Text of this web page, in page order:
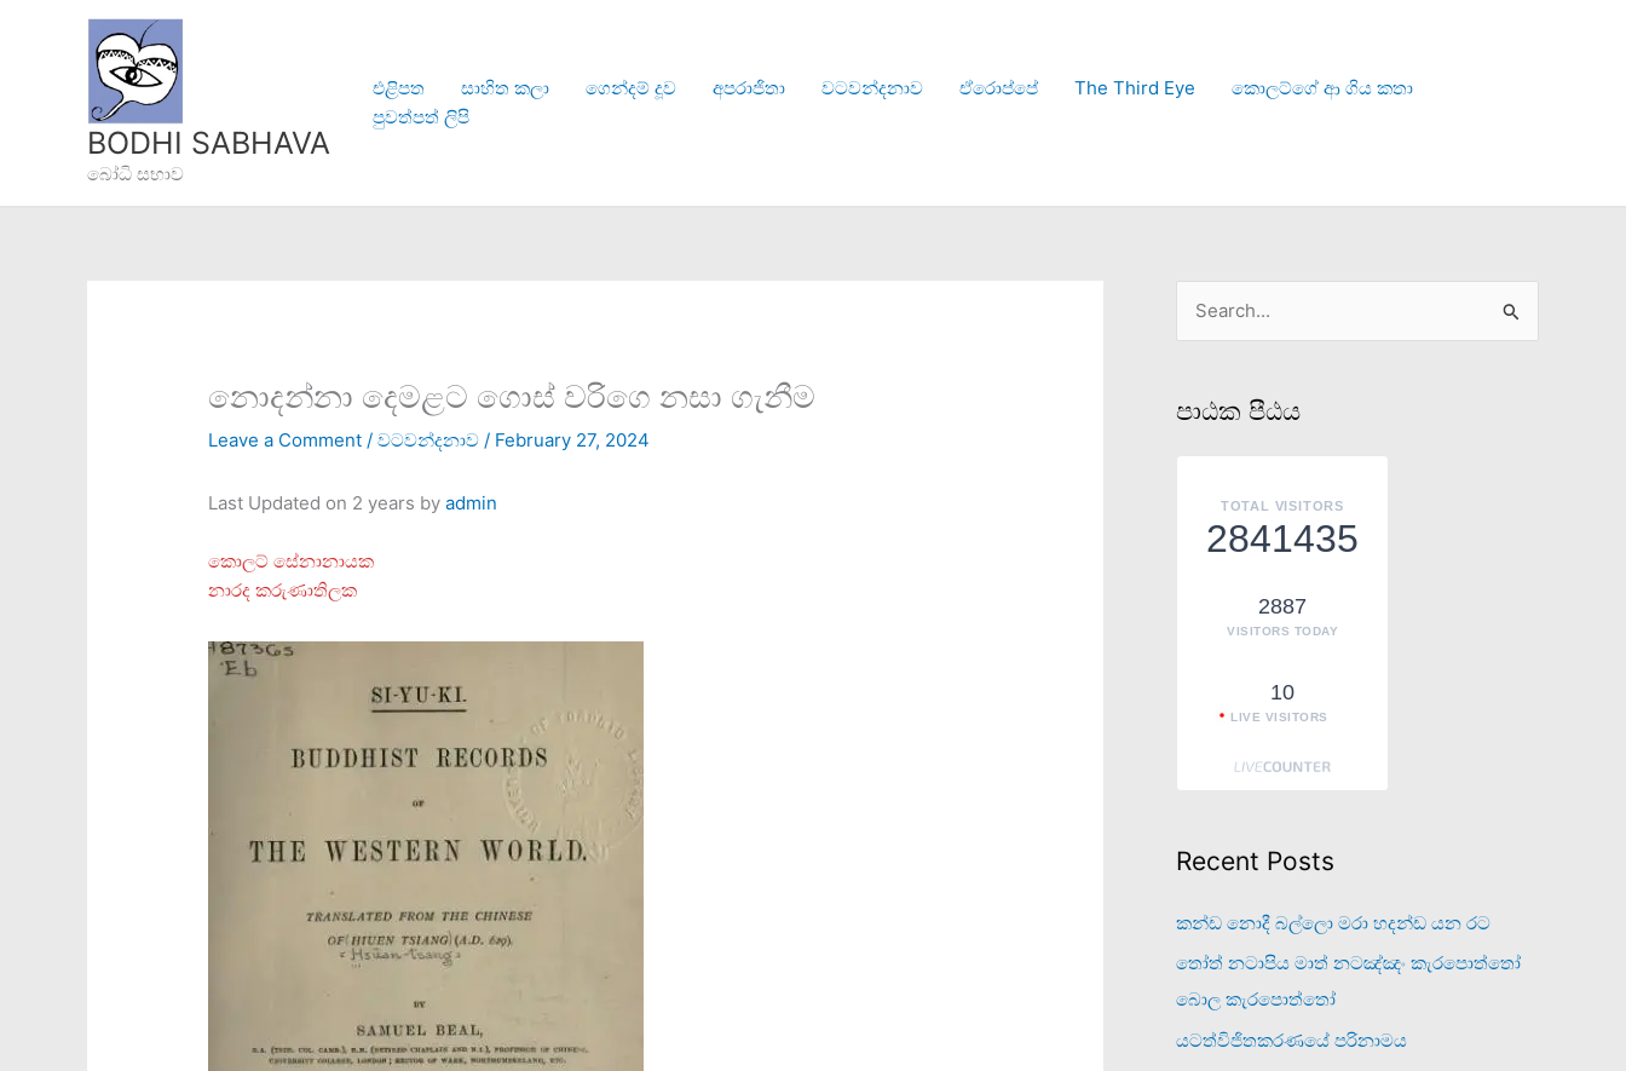
BODHI SABHAVA
බෝධි සභාව
එළිපත සාහිත කලා ගෙන්දම් දූව අපරාජිතා වටවන්දනාව ඒරොප්පේ The Third Eye
කොලට්ගේ ආ ගිය කතා
පුවත්පත් ලිපි
නොදන්නා දෙමළට ගොස් වරිගෙ නසා ගැනීම
Leave a Comment /වටවන්දනාව / February 27, 2024
Last Updated on 2 years byadmin
කොලට් සේනානායක
නාරද කරුණාතිලක
r
c
පාඨක පීඨය
TOTAL VISITORS
2841435
2887
VISITORS TODAY
10
LIVE VISITORS
Recent Posts
කන්ඩ නොදී බල්ලො මරා හදන්ඩ යන රට
තෝත් නටාපිය මාත් නටඤ්ඤං කැරපොත්තෝ
බොල කැරපොත්තෝ
යටත්විජිතකරණයේ පරිනාමය